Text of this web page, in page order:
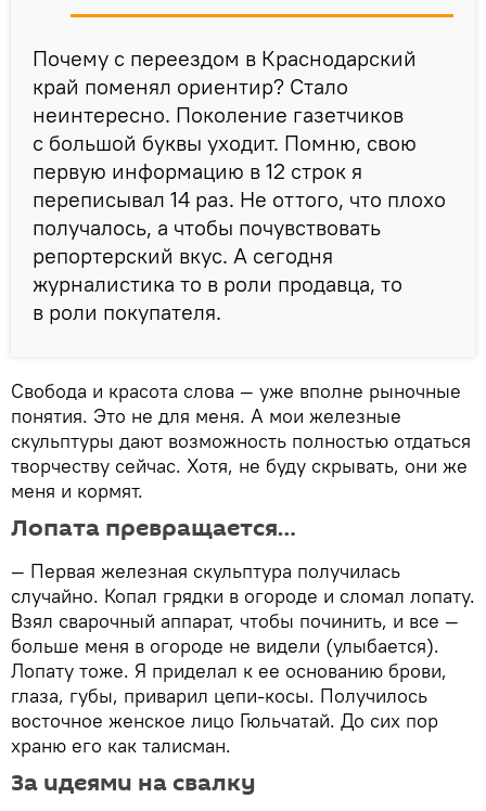
Почему с переездом в Краснодарский
край поменял ориентир? Стало
неинтересно. Поколение газетчиков
с большой буквы уходит. Помню, свою
первую информацию в 12 строк я
переписывал 14 раз. Не оттого, что плохо
получалось, а чтобы почувствовать
репортерский вкус. А сегодня
журналистика то в роли продавца, то
в роли покупателя.
Свобода и красота слова — уже вполне рыночные
понятия. Это не для меня. А мои железные
скульптуры дают возможность полностью отдаться
творчеству сейчас. Хотя, не буду скрывать, они же
меня и кормят.
Лопата превращается…
— Первая железная скульптура получилась
случайно. Копал грядки в огороде и сломал лопату.
Взял сварочный аппарат, чтобы починить, и все —
больше меня в огороде не видели (улыбается).
Лопату тоже. Я приделал к ее основанию брови,
глаза, губы, приварил цепи-косы. Получилось
восточное женское лицо Гюльчатай. До сих пор
храню его как талисман.
За идеями на свалку